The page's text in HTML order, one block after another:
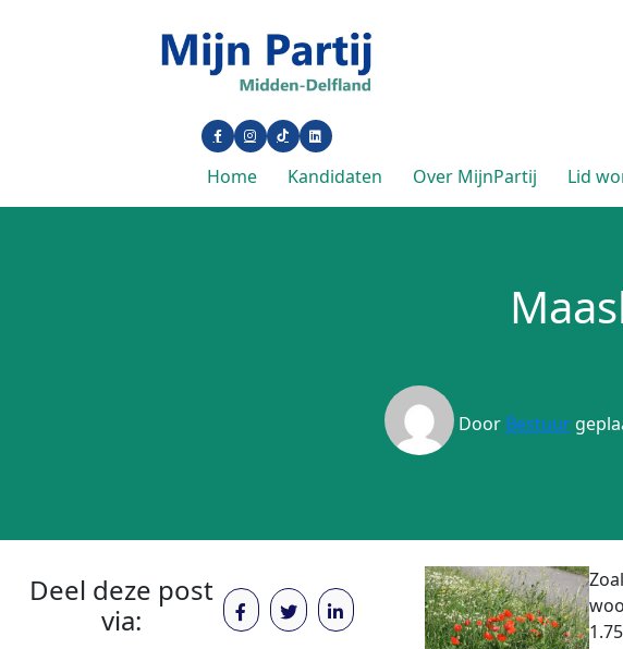
Home Kandidaten Over MijnPartij Lid
Door Bestuur
Deel deze post
via: